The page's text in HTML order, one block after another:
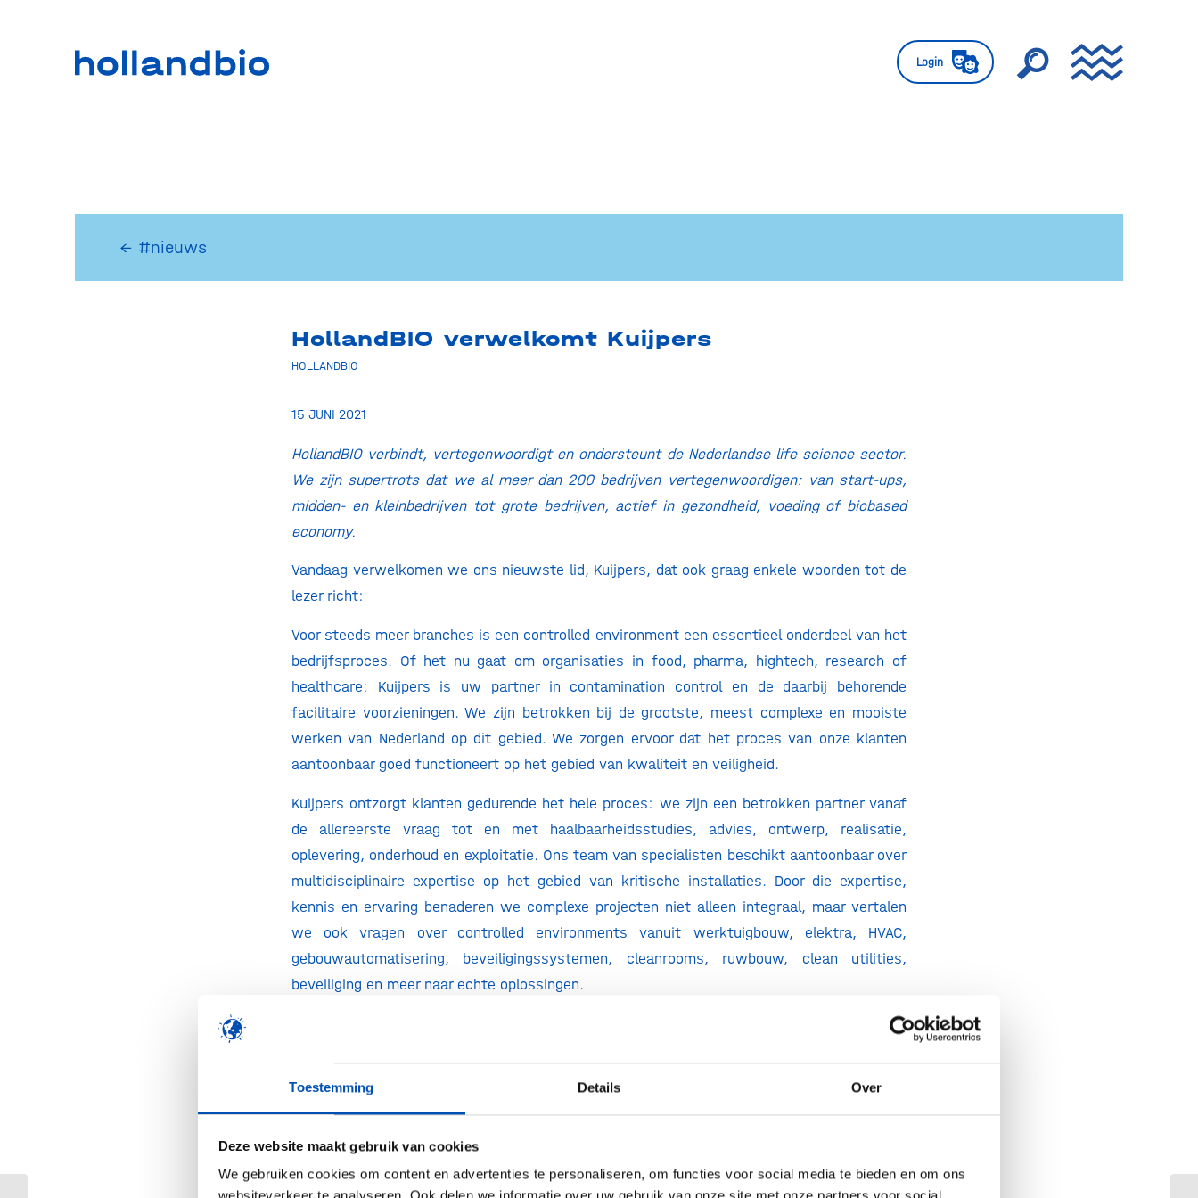
Toestemming Details Over
Deze website maakt gebruik van cookies
We gebruiken cookies om content en advertenties te personaliseren, om functies voor social media te bieden en om ons
Login
← #nieuws
HollandBIO verwelkomt Kuijpers
HOLLANDBIO
15 JUNI 2021
HollandBIO verbindt, vertegenwoordigt en ondersteunt de Nederlandse life science sector.
We zijn supertrots dat we al meer dan 200 bedrijven vertegenwoordigen: van start-ups,
midden- en kleinbedrijven tot grote bedrijven, actief in gezondheid, voeding of biobased
economy.
Vandaag verwelkomen we ons nieuwste lid, Kuijpers, dat ook graag enkele woorden tot de
lezer richt:
Voor steeds meer branches is een controlled environment een essentieel onderdeel van het
bedrijfsproces. Of het nu gaat om organisaties in food, pharma, hightech, research of
healthcare: Kuijpers is uw partner in contamination control en de daarbij behorende
facilitaire voorzieningen. We zijn betrokken bij de grootste, meest complexe en mooiste
werken van Nederland op dit gebied. We zorgen ervoor dat het proces van onze klanten
aantoonbaar goed functioneert op het gebied van kwaliteit en veiligheid.
Kuijpers ontzorgt klanten gedurende het hele proces: we zijn een betrokken partner vanaf
de allereerste vraag tot en met haalbaarheidsstudies, advies, ontwerp, realisatie,
oplevering, onderhoud en exploitatie. Ons team van specialisten beschikt aantoonbaar over
multidisciplinaire expertise op het gebied van kritische installaties. Door die expertise,
kennis en ervaring benaderen we complexe projecten niet alleen integraal, maar vertalen
we ook vragen over controlled environments vanuit werktuigbouw, elektra, HVAC,
gebouwautomatisering, beveiligingssystemen, cleanrooms, ruwbouw, clean utilities,
beveiliging en meer naar echte oplossingen.
Veiligheid, kwaliteit en hygiëne. Het zijn drie cruciale factoren in de
besmetting groot. Naast ons specialisme in controlled environments zijn wij ook expert in
ketels en machines voldoen aan de hoge eisen op het gebied van kwaliteit, hygiëne en
veiligheid.